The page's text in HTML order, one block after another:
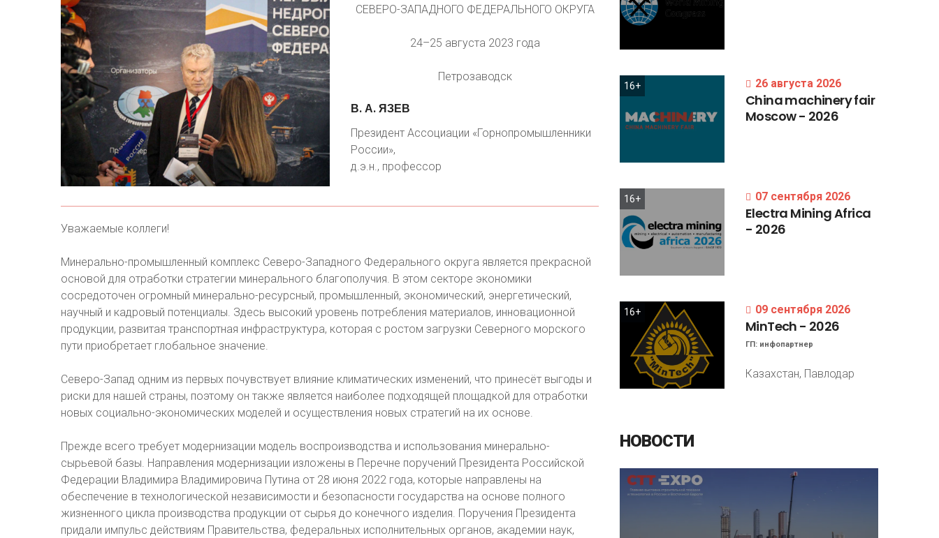
СЕВЕРО-ЗАПАДНОГО ФЕДЕРАЛЬНОГО ОКРУГА
24–25 августа 2023 года
Петрозаводск
В.А.ЯЗЕВ
Президент Ассоциации «Горнопромышленники
России»,
д.э.н., профессор
Уважаемые коллеги!
Минерально-промышленный комплекс Северо-Западного Федерального округа является прекрасной
основой для отработки стратегии минерального благополучия. В этом секторе экономики
сосредоточен огромный минерально-ресурсный, промышленный, экономический, энергетический,
научный и кадровый потенциалы. Здесь высокий уровень потребления материалов, инновационной
продукции, развитая транспортная инфраструктура, которая с ростом загрузки Северного морского
пути приобретает глобальное значение.
Северо-Запад одним из первых почувствует влияние климатических изменений, что принесёт выгоды и
риски для нашей страны, поэтому он также является наиболее подходящей площадкой для отработки
новых социально-экономических моделей и осуществления новых стратегий на их основе.
Прежде всего требует модернизации модель воспроизводства и использования минерально-
сырьевой базы. Направления модернизации изложены в Перечне поручений Президента Российской
Федерации Владимира Владимировича Путина от 28 июня 2022 года, которые направлены на
обеспечение в технологической независимости и безопасности государства на основе полного
жизненного цикла производства продукции от сырья до конечного изделия. Поручения Президента
придали импульс действиям Правительства, федеральных исполнительных органов, академии наук,
16+ 26 августа 2026
Chinamachineryfair
Moscow- 2026
16+ 07 сентября 2026
Electra MiningAfrica
- 2026
16+ 09 сентября 2026
MinTech - 2026
ГП: инфопартнер
Казахстан, Павлодар
НОВОСТИ